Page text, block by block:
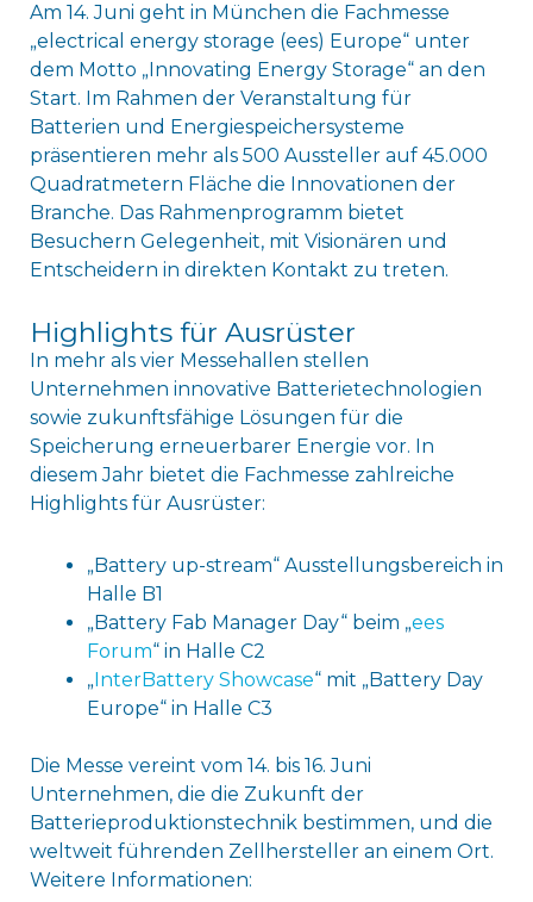
Am 14. Juni geht in München die Fachmesse
„electrical energy storage (ees) Europe“ unter
dem Motto „Innovating Energy Storage“ an den
Start. Im Rahmen der Veranstaltung für
Batterien und Energiespeichersysteme
präsentieren mehr als 500 Aussteller auf 45.000
Quadratmetern Fläche die Innovationen der
Branche. Das Rahmenprogramm bietet
Besuchern Gelegenheit, mit Visionären und
Entscheidern in direkten Kontakt zu treten.
Highlights für Ausrüster
In mehr als vier Messehallen stellen
Unternehmen innovative Batterietechnologien
sowie zukunftsfähige Lösungen für die
Speicherung erneuerbarer Energie vor. In
diesem Jahr bietet die Fachmesse zahlreiche
Highlights für Ausrüster:
„Battery up-stream“ Ausstellungsbereich in
Halle B1
„Battery Fab Manager Day“ beim „ees
Forum“ in Halle C2
„InterBattery Showcase“ mit „Battery Day
Europe“ in Halle C3
Die Messe vereint vom 14. bis 16. Juni
Unternehmen, die die Zukunft der
Batterieproduktionstechnik bestimmen, und die
weltweit führenden Zellhersteller an einem Ort.
Weitere Informationen: